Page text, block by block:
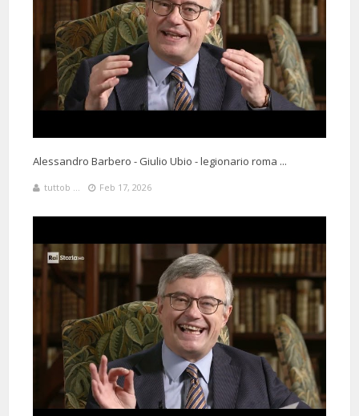
Alessandro Barbero - Giulio Ubio - legionario roma ...
tuttob ... Feb 17, 2026